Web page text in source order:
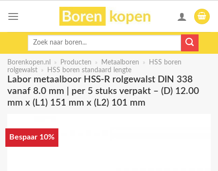
Zoeken
Borenkopen.nl » Producten » Metaalboren »
HSS boren
rolgewalst » HSS boren standaard lengte
Labor metaalboor HSS-R rolgewalst DIN 338
vanaf 8.0 mm | per 5 stuks verpakt – (D) 12.00
mm x (L1) 151 mm x (L2) 101 mm
Bespaar 10%